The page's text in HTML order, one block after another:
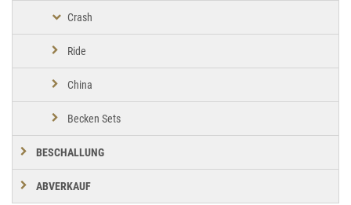
Crash
Ride
China
Becken Sets
BESCHALLUNG
ABVERKAUF